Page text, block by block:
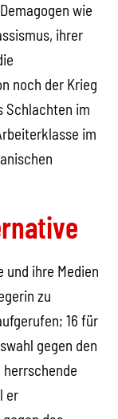
wie
ihrer
noch der Krieg
Schlachten im
im
und ihre Medien
zu
16 für
gegen den
herrschende
er